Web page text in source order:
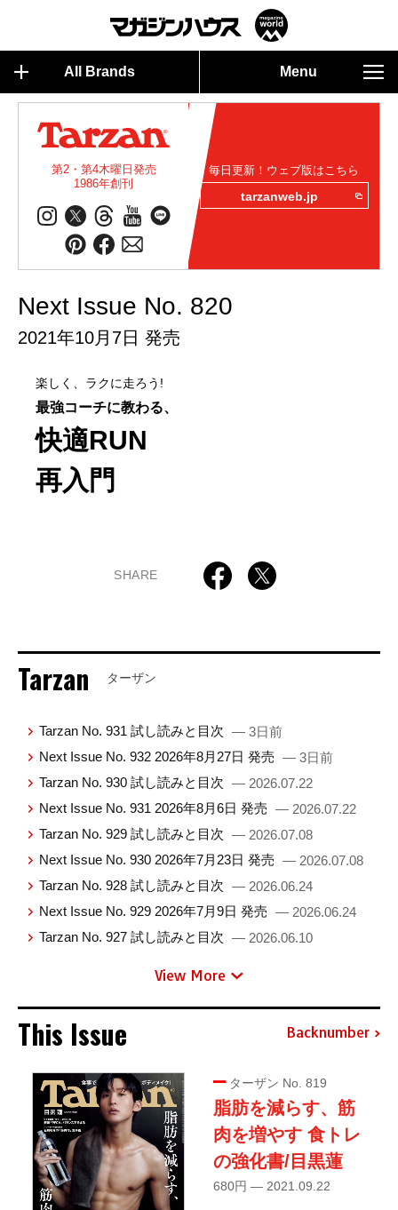
All Brands Menu
第2・第4木曜日発売
1986年創刊
毎日更新！ウェブ版はこちら
tarzanweb.jp
Next Issue No. 820
2021年10月7日 発売
楽しく、ラクに走ろう!
最強コーチに教わる、
快適RUN
再入門
SHARE
Tarzan ターザン
Tarzan No. 931 試し読みと目次 — 3日前
Next Issue No. 932 2026年8月27日 発売 — 3日前
Tarzan No. 930 試し読みと目次 — 2026.07.22
Next Issue No. 931 2026年8月6日 発売 — 2026.07.22
Tarzan No. 929 試し読みと目次 — 2026.07.08
Next Issue No. 930 2026年7月23日 発売 — 2026.07.08
Tarzan No. 928 試し読みと目次 — 2026.06.24
Next Issue No. 929 2026年7月9日 発売 — 2026.06.24
Tarzan No. 927 試し読みと目次 — 2026.06.10
View More
This Issue Backnumber
ターザン No. 819
脂肪を減らす、筋
肉を増やす 食トレ
の強化書/目黒蓮
680円 — 2021.09.22